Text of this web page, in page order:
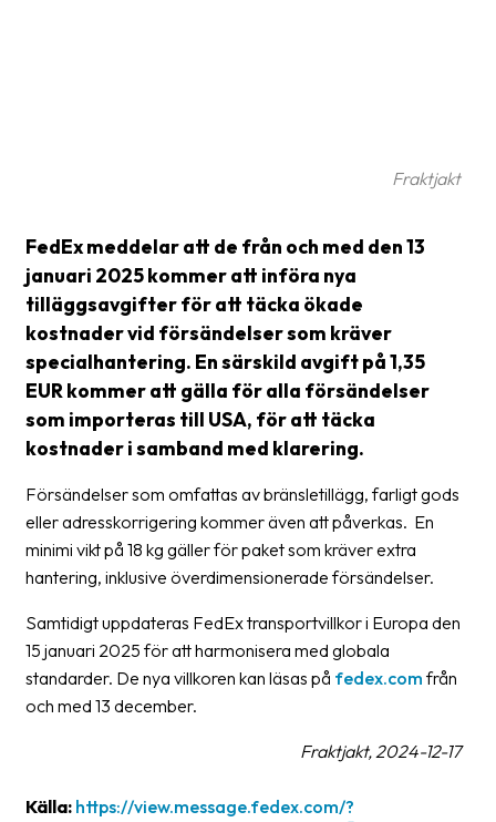
företaget
Om
Fraktjakt
Pressrum
Medarbetare
Jobb
&
karriär
Kontakta
oss
villkor
Fraktjakt
FedEx meddelar att de från och med den 13
januari 2025 kommer att införa nya
tilläggsavgifter för att täcka ökade
kostnader vid försändelser som kräver
specialhantering. En särskild avgift på 1,35
EUR kommer att gälla för alla försändelser
som importeras till USA, för att täcka
kostnader i samband med klarering.
Försändelser som omfattas av bränsletillägg, farligt gods
eller adresskorrigering kommer även att påverkas. En
minimi vikt på 18 kg gäller för paket som kräver extra
hantering, inklusive överdimensionerade försändelser.
Samtidigt uppdateras FedEx transportvillkor i Europa den
15 januari 2025 för att harmonisera med globala
standarder. De nya villkoren kan läsas på fedex.com från
och med 13 december.
Fraktjakt, 2024-12-17
Källa: https://view.message.fedex.com/?